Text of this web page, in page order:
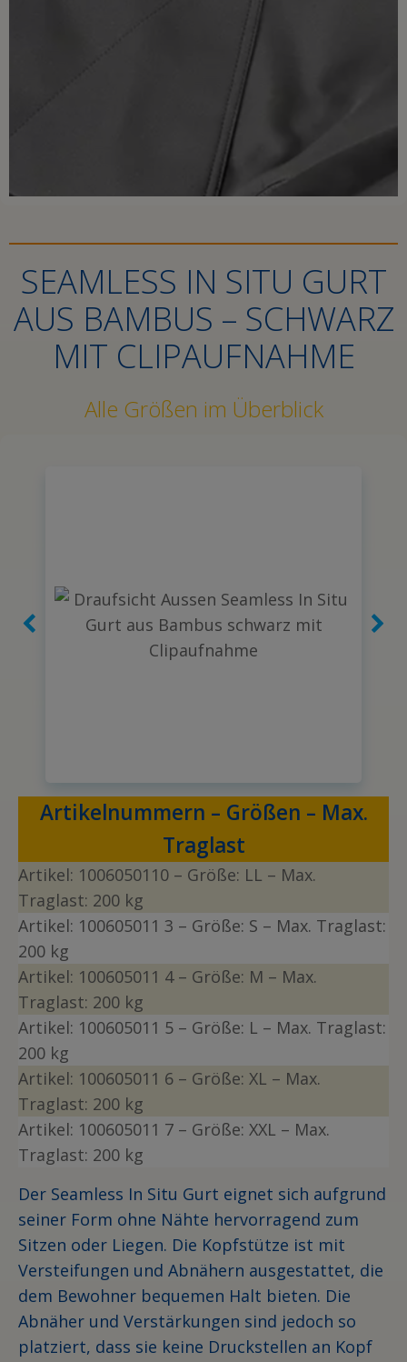
SEAMLESS IN SITU GURT
AUS BAMBUS – SCHWARZ
MIT CLIPAUFNAHME
Alle Größen im Überblick
Artikelnummern – Größen – Max.
Traglast
Artikel: 1006050110 – Größe: LL – Max.
Traglast: 200 kg
Artikel: 100605011 3 – Größe: S – Max. Traglast:
200 kg
Artikel: 100605011 4 – Größe: M – Max.
Traglast: 200 kg
Artikel: 100605011 5 – Größe: L – Max. Traglast:
200 kg
Artikel: 100605011 6 – Größe: XL – Max.
Traglast: 200 kg
Artikel: 100605011 7 – Größe: XXL – Max.
Traglast: 200 kg
Der Seamless In Situ Gurt eignet sich aufgrund
seiner Form ohne Nähte hervorragend zum
Sitzen oder Liegen. Die Kopfstütze ist mit
Versteifungen und Abnähern ausgestattet, die
dem Bewohner bequemen Halt bieten. Die
Abnäher und Verstärkungen sind jedoch so
platziert, dass sie keine Druckstellen an Kopf